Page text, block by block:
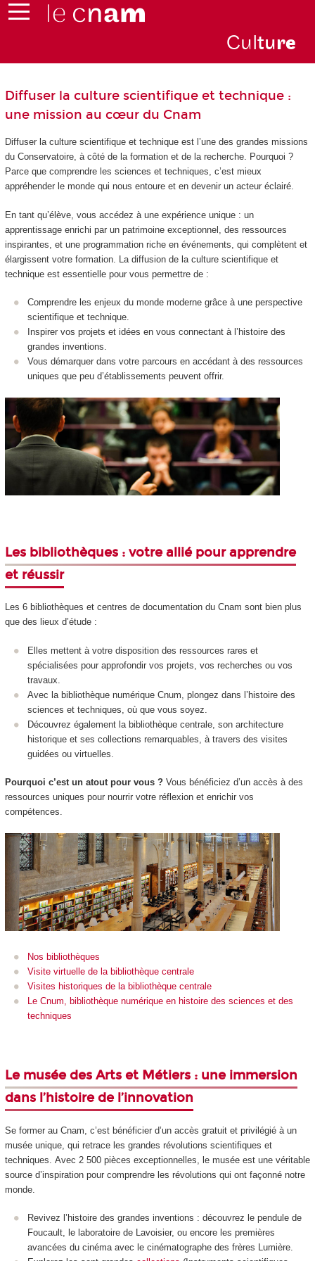
Culture
Diffuser la culture scientifique et technique :
une mission au cœur du Cnam
Diffuser la culture scientifique et technique est l’une des grandes missions
du Conservatoire, à côté de la formation et de la recherche. Pourquoi ?
Parce que comprendre les sciences et techniques, c’est mieux
appréhender le monde qui nous entoure et en devenir un acteur éclairé.
En tant qu’élève, vous accédez à une expérience unique : un
apprentissage enrichi par un patrimoine exceptionnel, des ressources
inspirantes, et une programmation riche en événements, qui complètent et
élargissent votre formation. La diffusion de la culture scientifique et
technique est essentielle pour vous permettre de :
Comprendre les enjeux du monde moderne grâce à une perspective
scientifique et technique.
Inspirer vos projets et idées en vous connectant à l’histoire des
grandes inventions.
Vous démarquer dans votre parcours en accédant à des ressources
uniques que peu d’établissements peuvent offrir.
Les bibliothèques : votre allié pour apprendre
et réussir
Les 6 bibliothèques et centres de documentation du Cnam sont bien plus
que des lieux d’étude :
Elles mettent à votre disposition des ressources rares et
spécialisées pour approfondir vos projets, vos recherches ou vos
travaux.
Avec la bibliothèque numérique Cnum, plongez dans l’histoire des
sciences et techniques, où que vous soyez.
Découvrez également la bibliothèque centrale, son architecture
historique et ses collections remarquables, à travers des visites
guidées ou virtuelles.
Pourquoi c’est un atout pour vous ? Vous bénéficiez d’un accès à des
ressources uniques pour nourrir votre réflexion et enrichir vos
compétences.
Nos bibliothèques
Visite virtuelle de la bibliothèque centrale
Visites historiques de la bibliothèque centrale
Le Cnum, bibliothèque numérique en histoire des sciences et des
techniques
Le musée des Arts et Métiers : une immersion
dans l’histoire de l’innovation
Se former au Cnam, c’est bénéficier d’un accès gratuit et privilégié à un
musée unique, qui retrace les grandes révolutions scientifiques et
techniques. Avec 2 500 pièces exceptionnelles, le musée est une véritable
source d’inspiration pour comprendre les révolutions qui ont façonné notre
monde.
Revivez l’histoire des grandes inventions : découvrez le pendule de
Foucault, le laboratoire de Lavoisier, ou encore les premières
avancées du cinéma avec le cinématographe des frères Lumière.